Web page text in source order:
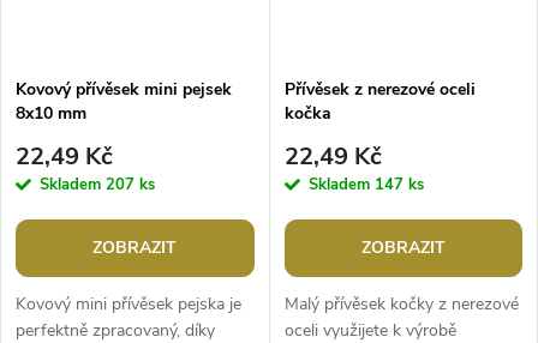
Kovový přívěsek mini pejsek
8x10 mm
22,49 Kč
Skladem 207 ks
ZOBRAZIT
Kovový mini přívěsek pejska je
perfektně zpracovaný, díky
Přívěsek z nerezové oceli
kočka
22,49 Kč
Skladem 147 ks
ZOBRAZIT
Malý přívěsek kočky z nerezové
oceli využijete k výrobě